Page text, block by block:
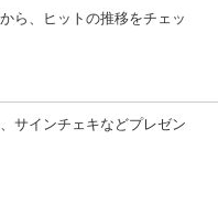
ら、ヒットの推移をチェッ
サインチェキなどプレゼン